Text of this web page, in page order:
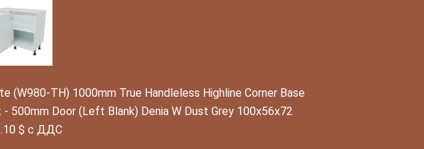
(W980-TH) 1000mm True Handleless Highline Corner Base
- 500mm Door (Left Blank) Denia W Dust Grey 100x56x72
$ с ДДС